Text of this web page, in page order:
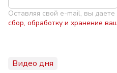
Оставляя свой e-mail, вы даете
сбор, обработку и хранение
Видео дня